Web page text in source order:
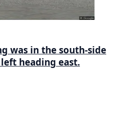
was in the south-side
heading east.